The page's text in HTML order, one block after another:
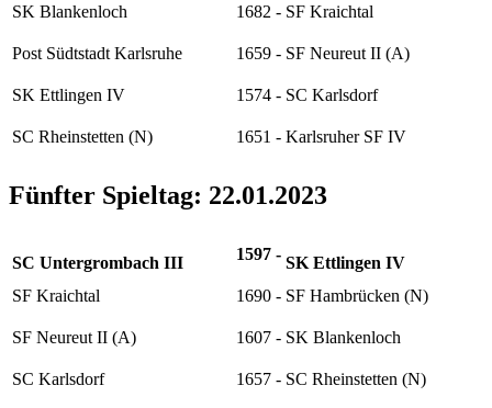
SK Blankenloch
1682 - SF Kraichtal
Post Südtstadt Karlsruhe 1659 - SF Neureut II (A)
SK Ettlingen IV 1574 - SC Karlsdorf
SC Rheinstetten (N) 1651 - Karlsruher SF IV
Fünfter Spieltag: 22.01.2023
SC Untergrombach III 1597 - SK Ettlingen IV
SF Kraichtal
1690 - SF Hambrücken (N)
SF Neureut II (A) 1607 - SK Blankenloch
SC Karlsdorf 1657 - SC Rheinstetten (N)